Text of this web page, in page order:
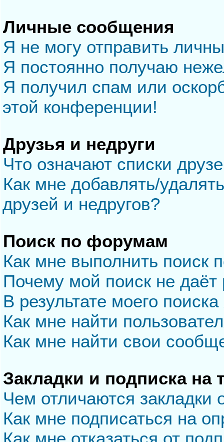
Личные сообщения
Я не могу отправить
Я постоянно получаю
Я получил спам или
этой конференции!
Друзья и недруги
Что означают списки
Как мне добавлять/
друзей и недругов?
Поиск по форумам
Как мне выполнить
Почему мой поиск не даёт
В результате моего
Как мне найти
Как мне найти свои
Закладки и подписка на
Чем отличаются закладки
Как мне подписаться на